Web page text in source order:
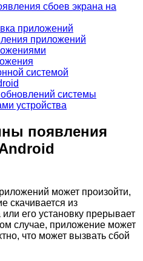
сбоев экрана на
приложений
приложений
системой
системы
устройства
появления
может произойти,
скачивается из
его установку прерывает
случае, приложение может
что может вызвать сбой